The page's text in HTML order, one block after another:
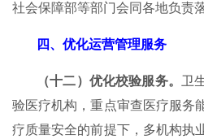
社会保障部等部门会同各地负责落
四、优化运营管理服务
（十二）优化校验服务。 卫
验医疗机构，重点审查医疗服务
疗质量安全的前提下，多机构执